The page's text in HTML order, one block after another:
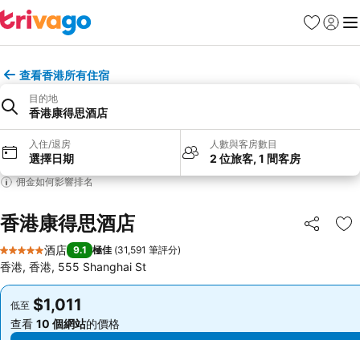
收藏夾
登入 選
查看香港所有住宿
目的地
香港康得思酒店
入住/退房
選擇日期
人數與客房數目
2 位旅客, 1 間客房
佣金如何影響排名
香港康得思酒店 分享
放
5 星級
酒店 9.1 極佳 (31,591 筆評分)
香港, 香港, 555 Shanghai St
低至 $1,011
查看 10 個網站的價格
低至 $1,011
查看 10 個網站的價格